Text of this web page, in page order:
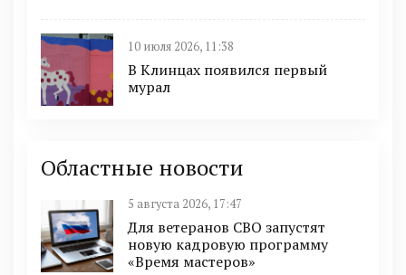
10 июля 2026, 11:38
В Клинцах появился первый
мурал
Областные новости
5 августа 2026, 17:47
Для ветеранов СВО запустят
новую кадровую программу
«Время мастеров»